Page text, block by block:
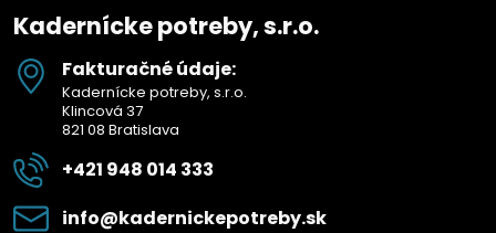
Kadernícke potreby, s.r.o.
Fakturačné údaje:
Kadernícke potreby, s.r.o.
Klincová 37
821 08 Bratislava
+421 948 014 333
info​@kadernickepotreby​.sk